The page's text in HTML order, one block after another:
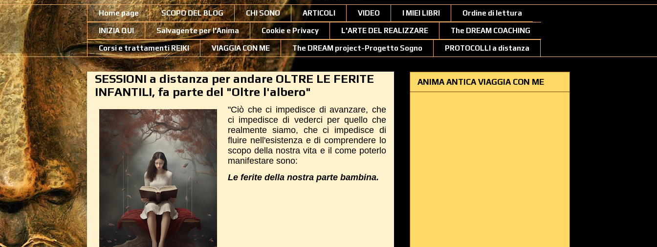
Home page SCOPO DEL BLOG CHI SONO ARTICOLI VIDEO I MIEI LIBRI Ordine di lettura
INIZIA QUI Salvagente per l'Anima Cookie e Privacy L'ARTE DEL REALIZZARE The DREAM COACHING
Corsi e trattamenti REIKI VIAGGIA CON ME The DREAM project-Progetto Sogno PROTOCOLLI a distanza
SESSIONI a distanza per andare OLTRE LE FERITE
INFANTILI, fa parte del "Oltre l'albero"
"Ciò che ci impedisce di avanzare, che
ci impedisce di vederci per quello che
realmente siamo, che ci impedisce di
fluire nell'esistenza e di comprendere lo
scopo della nostra vita e il come poterlo
manifestare sono:
Le ferite della nostra parte bambina.
ANIMA ANTICA VIAGGIA CON ME